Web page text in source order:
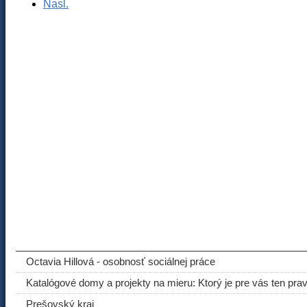
Nasl.
Octavia Hillová - osobnosť sociálnej práce
Katalógové domy a projekty na mieru: Ktorý je pre vás ten
Prešovský kraj